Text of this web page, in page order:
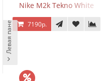
Nike M2k Tekno White
7190р.
Левая панель